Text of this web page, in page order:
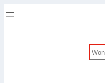
Search